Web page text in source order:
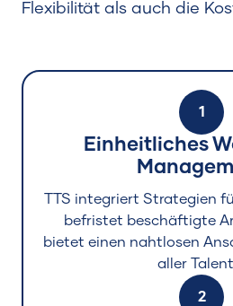
Flexibilität als auch die
1
Einheitliches
TTS integriert Strategien
befristet beschäftigte
bietet einen nahtlosen
aller
2